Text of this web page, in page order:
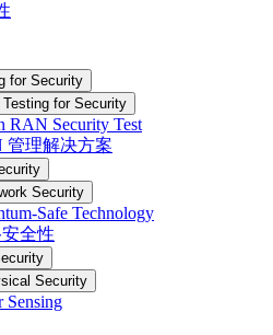
for Security
Testing for Security
RAN Security Test
管理解决方案
Security
Safe Technology
全性
Security
Sensing